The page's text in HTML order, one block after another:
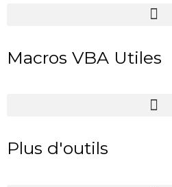
Macros VBA Utiles
Plus d'outils